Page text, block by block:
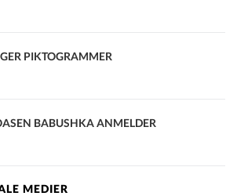
PIKTOGRAMMER
BABUSHKA ANMELDER:
MEDIER